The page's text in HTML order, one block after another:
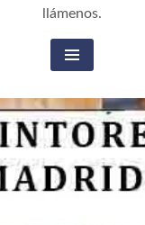
llámenos.